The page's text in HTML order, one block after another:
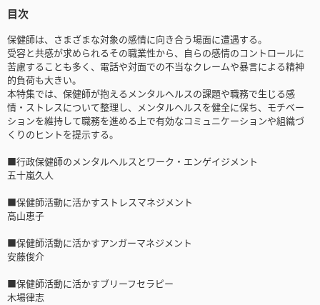
目次
保健師は、さまざまな対象の感情に向き合う場面に遭遇する。
受容と共感が求められるその職業性から、自らの感情のコントロールに
苦慮することも多く、電話や対面での不当なクレームや暴言による精神
的負荷も大きい。
本特集では、保健師が抱えるメンタルヘルスの課題や職務で生じる感
情・ストレスについて整理し、メンタルヘルスを健全に保ち、モチベー
ションを維持して職務を進める上で有効なコミュニケーションや組織づ
くりのヒントを提示する。
■行政保健師のメンタルヘルスとワーク・エンゲイジメント
五十嵐久人
■保健師活動に活かすストレスマネジメント
高山恵子
■保健師活動に活かすアンガーマネジメント
安藤俊介
■保健師活動に活かすブリーフセラピー
木場律志